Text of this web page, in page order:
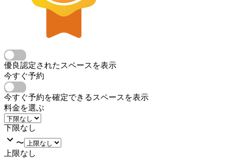
優良認定されたスペースを表示
今すぐ予約
今すぐ予約を確定できるスペースを表示
料金を選ぶ
下限なし
〜
上限なし